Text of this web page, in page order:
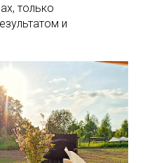
только
и